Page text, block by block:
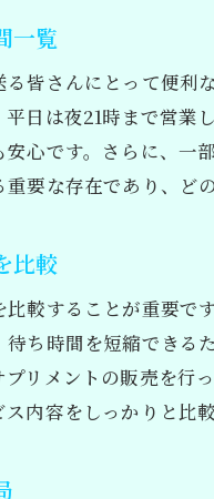
一覧
皆さんにとって便利
日は夜21時まで営
心です。さらに、一
要な存在であり、ど
比較
較することが重要で
ち時間を短縮できる
リメントの販売を
内容をしっかりと比